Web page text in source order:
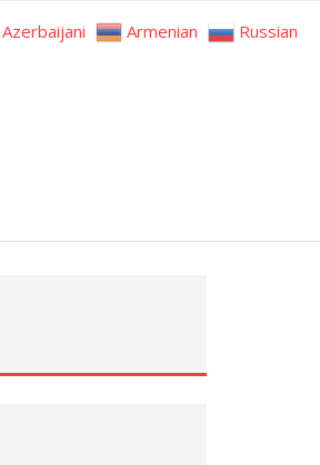
Azerbaijani Armenian Russian